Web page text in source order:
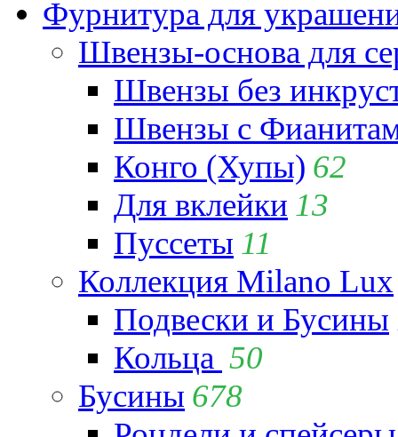
Фурнитура для
Швензы-основа для
Швензы без
Швензы с
Конго (Хупы) 62
Для вклейки 13
Пуссеты 11
Коллекция Milano Lux
Подвески и Бусины
Кольца 50
Бусины 678